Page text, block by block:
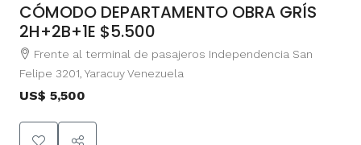
CÓMODO DEPARTAMENTO OBRA GRÍS
2H+2B+1E $5.500
Frente al terminal de pasajeros Independencia San
Felipe 3201, Yaracuy Venezuela
US$ 5,500